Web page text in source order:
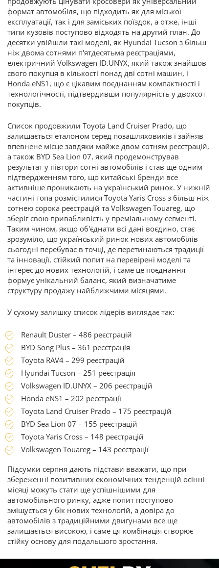
формат автомобіля, що підходить як для міської
експлуатації, так і для заміських поїздок, а отже, інші
типи кузовів поступово відходять на другий план. До
десятки увійшли такі моделі, як Hyundai Tucson з більш
ніж двома сотнями п'ятдесятьма реєстраціями,
електричний Volkswagen ID.UNYX, який також знайшов
свого покупця в кількості понад дві сотні машин, і
Honda eNS1, що є цікавим поєднанням компактності і
технологічності, підтвердивши популярність у двохсот
покупців.
Список продовжили Toyota Land Cruiser Prado, що
залишається еталоном серед позашляховиків і зайняв
впевнене місце завдяки майже двом сотням реєстрацій,
а також BYD Sea Lion 07, який продемонстрував
результат у півтори сотні автомобілів і став ще одним
підтвердженням того, що китайські бренди все
активніше проникають на український ринок. У нижній
частині топа розмістилися Toyota Yaris Cross з більш ніж
сотнею сорока реєстрацій та Volkswagen Touareg, що
зберіг свою привабливість у преміальному сегменті.
Таким чином, якщо об'єднати всі дані воєдино, стає
зрозуміло, що український ринок нових автомобілів
сьогодні перебуває в точці, де перетинаються традиції
та інновації, стійкий попит на перевірені моделі та
інтерес до нових технологій, і саме це поєднання
формує унікальний баланс, який визначатиме
структуру продажу найближчими місяцями.
У сухому залишку список лідерів виглядає так:
Renault Duster – 486 реєстрацій
BYD Song Plus – 361 реєстрація
Toyota RAV4 – 299 реєстрацій
Hyundai Tucson – 251 реєстрація
Volkswagen ID.UNYX – 206 реєстрацій
Honda eNS1 – 202 реєстрації
Toyota Land Cruiser Prado – 175 реєстрацій
BYD Sea Lion 07 – 155 реєстрацій
Toyota Yaris Cross – 148 реєстрацій
Volkswagen Touareg – 143 реєстрації
Підсумки серпня дають підстави вважати, що при
збереженні позитивних економічних тенденцій осінні
місяці можуть стати ще успішнішими для
автомобільного ринку, адже попит поступово
зміщується у бік нових технологій, а довіра до
автомобілів з традиційними двигунами все ще
залишається високою, і саме ця комбінація створює
стійку основу для подальшого зростання.